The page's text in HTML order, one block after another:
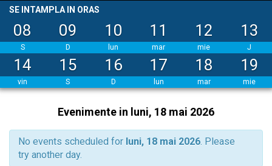
SE INTAMPLA IN ORAS
08
S
09
D
10
lun
11
mar
12
mie
13
J
14
vin
15
S
16
D
17
lun
18
mar
19
mie
Evenimente in luni, 18 mai 2026
No events scheduled for luni, 18 mai 2026. Please
try another day.